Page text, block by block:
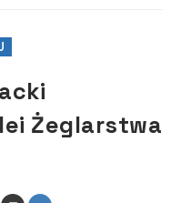
Żeglarstwa